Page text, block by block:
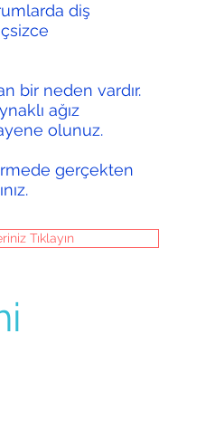
diş
bir neden vardır.
ağız
olunuz.
gerçekten
Tıklayın